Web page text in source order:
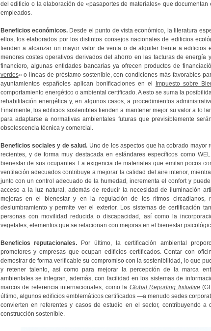
del edificio o la elaboración de «pasaportes de materiales» que
empleados.
Beneficios económicos.Desde el punto de vista económico, la literatura
ellos, los elaborados por los distintos consejos nacionales de edificios
tienden a alcanzar un mayor valor de venta o de alquiler frente a edificios
menores costes operativos derivados del ahorro en las facturas de
financiero, algunas entidades bancarias ya ofrecen productos de
verdes» o líneas de préstamo sostenible, con condiciones más favorables
ayuntamientos españoles aplican bonificaciones en el
Impuesto sobre
comportamiento energético o ambiental certificado. A esto se suma la
rehabilitación energética y, en algunos casos, a procedimientos
Finalmente, los edificios sostenibles tienden a mantener mejor su valor a lo
para adaptarse a normativas ambientales futuras que previsiblemente
obsolescencia técnica y comercial.
Beneficios sociales y de salud. Uno de los aspectos que ha cobrado mayor
recientes, y de forma muy destacada en estándares específicos como
bienestar de sus ocupantes. La exigencia de materiales que emitan pocos
ventilación adecuados contribuye a mejorar la calidad del aire interior,
junto con un control adecuado de la humedad, incrementa el confort y
acceso a la luz natural, además de reducir la necesidad de iluminación
mejoras en el bienestar y en la regulación de los ritmos circadianos,
deslumbramiento y permite ver el exterior. Los sistemas de certificación
personas con movilidad reducida o discapacidad, así como la
vegetales, elementos que se relacionan con mejoras en el bienestar
Beneficios reputacionales. Por último, la certificación ambiental
promotores y empresas que ocupan edificios certificados. Contar con
demostrar de forma verificable su compromiso con la sostenibilidad, lo que
y retener talento, así como para mejorar la percepción de la marca
ambientales se integran, además, con facilidad en los sistemas de
marcos de referencia internacionales, como la Global Reporting Initiative
último, algunos edificios emblemáticos certificados —a menudo sedes
convierten en referentes y casos de estudio en el sector, contribuyendo
construcción sostenible.